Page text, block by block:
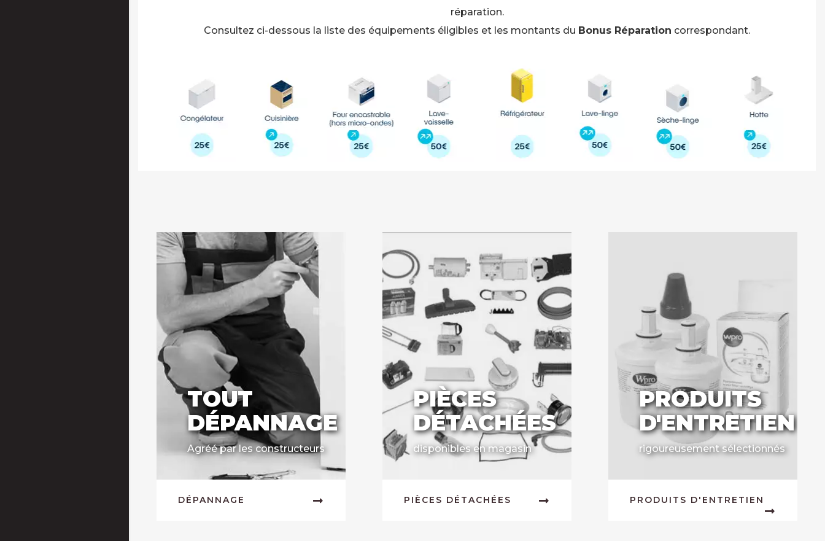
réparation.
Consultez ci-dessous la liste des équipements éligibles et les montants du Bonus Réparation correspondant.
TOUT
DÉPANNAGE
Agréé par les constructeurs
DÉPANNAGE
PIÈCES
DÉTACHÉES
disponibles en magasin
PIÈCES DÉTACHÉES
PRODUITS
D'ENTRETIEN
rigoureusement sélectionnés
PRODUITS D'ENTRETIEN